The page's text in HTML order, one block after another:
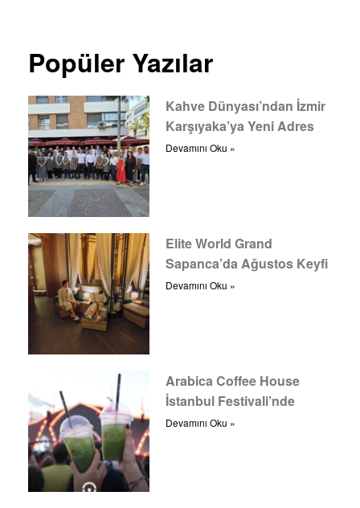
Popüler Yazılar
Kahve Dünyası’ndan İzmir
Karşıyaka’ya Yeni Adres
Devamını Oku »
Elite World Grand
Sapanca’da Ağustos Keyfi
Devamını Oku »
Arabica Coffee House
İstanbul Festivali’nde
Devamını Oku »